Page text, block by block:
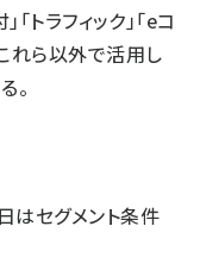
トラフィック」「eコ
れら以外で活用し
。
はセグメント条件